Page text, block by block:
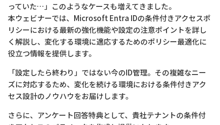
っていた…」このようなケースも増えてきました。
本ウェビナーでは、Microsoft Entra IDの条件付きアクセスポ
リシーにおける最新の強化機能や設定の注意ポイントを詳し
く解説し、変化する環境に適応するためのポリシー最適化に
役立つ情報を提供します。
「設定したら終わり」ではない今のID管理。その複雑なニー
ズに対応するため、変化を続ける環境における条件付きアク
セス設計のノウハウをお届けします。
さらに、アンケート回答特典として、貴社テナントの条件付